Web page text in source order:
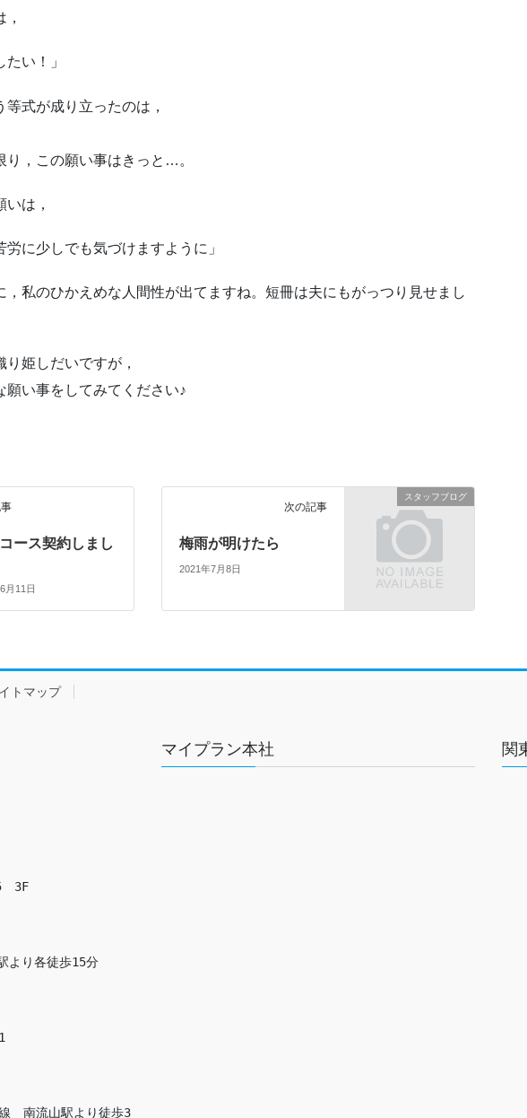
い！」
式が成り立ったのは，
，この願い事はきっと…。
は，
労に少しでも気づけますように」
，私のひかえめな人間性が出てますね。短冊は夫にもがっつり見せまし
姫しだいですが，
い事をしてみてください♪
ース契約しまし
月11日
スタッフブログ
次の記事
梅雨が明けたら
2021年7月8日
トマップ
3F
より各徒歩15分
　南流山駅より徒歩3
マイプラン本社 関